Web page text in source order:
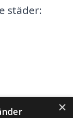
städer:
×